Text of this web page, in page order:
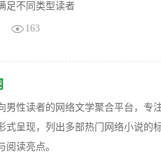
足不同类型读者
163
男性读者的网络文学聚合平台，专
式呈现，列出多部热门网络小说的
阅读亮点。